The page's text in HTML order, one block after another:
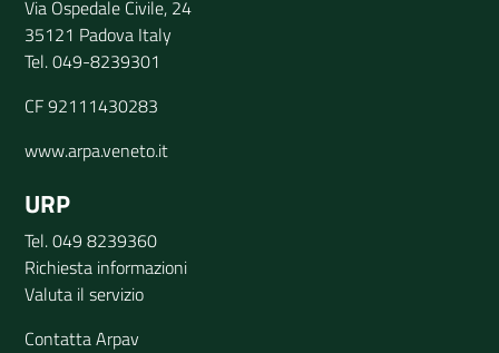
Via Ospedale Civile, 24
35121 Padova Italy
Tel. 049-8239301
CF 92111430283
www.arpa.veneto.it
URP
Tel. 049 8239360
Richiesta informazioni
Valuta il servizio
Contatta Arpav